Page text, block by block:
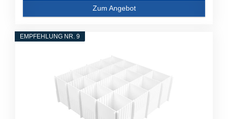
Zum Angebot
EMPFEHLUNG NR. 9